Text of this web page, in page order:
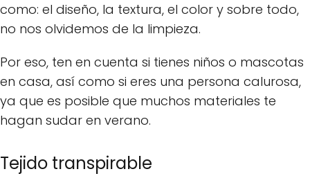
como: el diseño, la textura, el color y sobre todo,
no nos olvidemos de la limpieza.
Por eso, ten en cuenta si tienes niños o mascotas
en casa, así como si eres una persona calurosa,
ya que es posible que muchos materiales te
hagan sudar en verano.
Tejido transpirable